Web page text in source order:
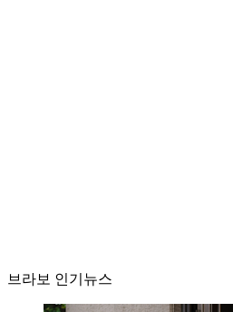
브라보 인기뉴스